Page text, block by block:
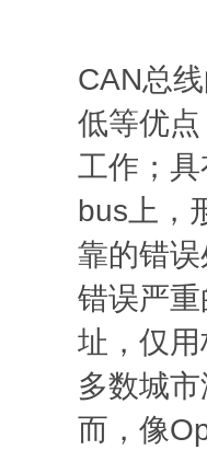
CAN总
低等优
工作；
bus上，
靠的错
错误严
址，仅
多数城
而，像